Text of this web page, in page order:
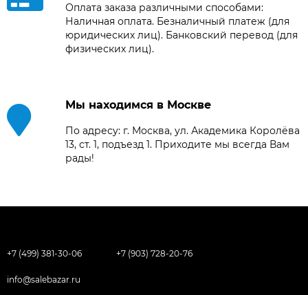
Оплата заказа различными способами:
Наличная оплата. Безналичный платеж (для
юридических лиц). Банковский перевод (для
физических лиц).
Мы находимся в Москве
По адресу: г. Москва, ул. Академика Королёва
13, ст. 1, подъезд 1. Приходите мы всегда Вам
рады!
+7 (499) 381-30-06 +7 (903) 728-20-76
info@salebazar.ru